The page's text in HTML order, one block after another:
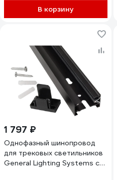
В корзину
1 797 ₽
Однофазный шинопровод
для трековых светильников
General Lighting Systems с